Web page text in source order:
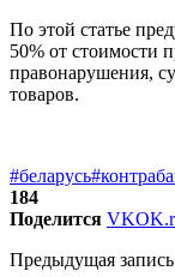
По этой статье
50% от стоимости
правонарушения,
товаров.
#беларусь
184
Поделится VK
Предыдущая запись